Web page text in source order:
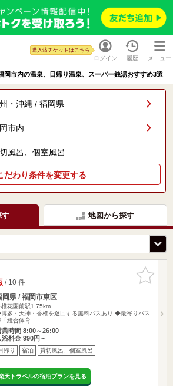
ログイン
購入済チケットはこちら
履歴 メニュー
岡市内の温泉、日帰り温泉、スーパー銭湯おすすめ3選
・沖縄 / 福岡県
市内
風呂、個室風呂
だわり条件を変更する
す 地図から探す
お気に入
りに追加
/ 10 件
岡県 / 福岡市東区
椎花園前駅1.75km
多・天神・香椎を巡回する無料バスあり ◆最寄りバス
「総合体育…
業時間 8:00～26:00
浴料金 990円～
帰り 宿泊 貸切風呂、個室風呂
天トラベルの宿泊プランを見る